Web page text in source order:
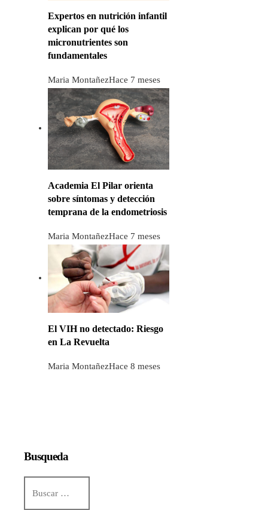
Expertos en nutrición infantil
explican por qué los
micronutrientes son
fundamentales
Maria MontañezHace 7 meses
Academia El Pilar orienta
sobre síntomas y detección
temprana de la endometriosis
Maria MontañezHace 7 meses
El VIH no detectado: Riesgo
en La Revuelta
Maria MontañezHace 8 meses
Busqueda